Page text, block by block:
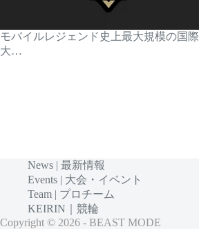
モバイルレジェンド史上最大規模の国際
大…
News | 最新情報
Events | 大会・イベント
Team | プロチーム
KEIRIN｜競輪
Copyright © 2026 - BEAST MODE